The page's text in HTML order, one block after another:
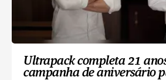
Ultrapack completa 21
campanha de aniversário